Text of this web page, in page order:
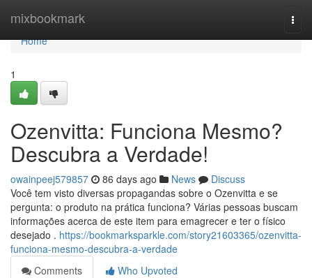
mixbookmark
Home
Home
1
Ozenvitta: Funciona Mesmo?
Descubra a Verdade!
owainpeej579857 86 days ago News
Discuss
Você tem visto diversas propagandas sobre o Ozenvitta e se
pergunta: o produto na prática funciona? Várias pessoas buscam
informações acerca de este item para emagrecer e ter o físico
desejado . https://bookmarksparkle.com/story21603365/ozenvitta-
funciona-mesmo-descubra-a-verdade
Comments
Who Upvoted